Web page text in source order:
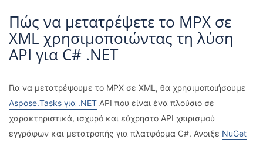
Πώς να μετατρέψετε το MPX σε
XML χρησιμοποιώντας τη λύση
API για C# .NET
Για να μετατρέψουμε το MPX σε XML, θα χρησιμοποιήσουμε
Aspose.Tasks για .NET API που είναι ένα πλούσιο σε
χαρακτηριστικά, ισχυρό και εύχρηστο API χειρισμού
εγγράφων και μετατροπής για πλατφόρμα C#. Ανοιξε NuGet